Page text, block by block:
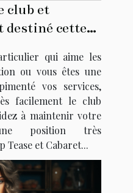
club et
destiné cette
qui aime les
ou vous êtes une
vos services,
facilement le club
à maintenir votre
position très
et Cabaret...